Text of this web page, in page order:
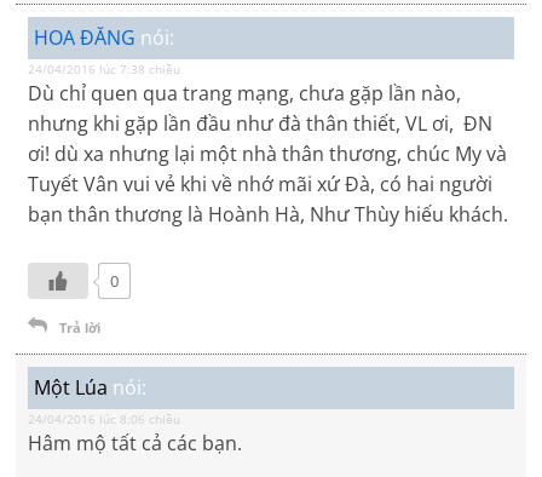
HOA ĐĂNG nói:
24/04/2016 lúc 7:38 chiều
Dù chỉ quen qua trang mạng, chưa gặp lần nào,
nhưng khi gặp lần đầu như đà thân thiết, VL ơi, ĐN
ơi! dù xa nhưng lại một nhà thân thương, chúc My và
Tuyết Vân vui vẻ khi về nhớ mãi xứ Đà, có hai người
bạn thân thương là Hoành Hà, Như Thùy hiếu khách.
0
Trả lời
Một Lúa nói:
24/04/2016 lúc 8:06 chiều
Hâm mộ tất cả các bạn.